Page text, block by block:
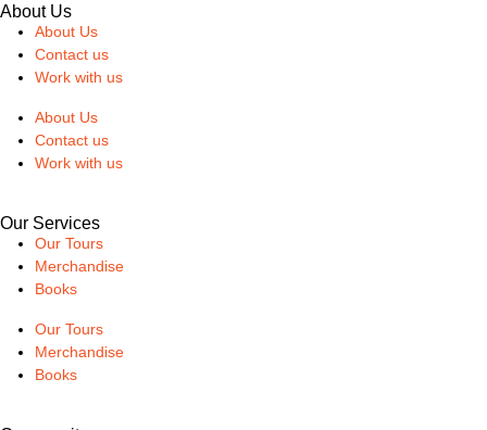
About Us
About Us
Contact us
Work with us
About Us
Contact us
Work with us
Our Services
Our Tours
Merchandise
Books
Our Tours
Merchandise
Books